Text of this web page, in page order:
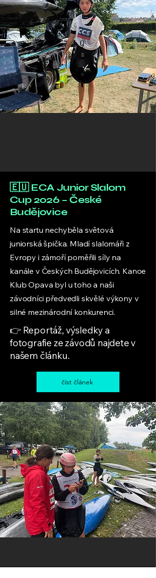
🇪🇺 ECA Junior Slalom
Cup 2026 – České
Budějovice
Na startu nechyběla světová
juniorská špička. Mladí slalomáři z
Evropy i zámoří poměřili síly na
kanále v Českých Budějovicích. Kanoe
Klub Opava byl u toho a naši
závodníci předvedli skvělé výkony v
silné mezinárodní konkurenci.
👉 Reportáž, výsledky a
fotografie ze závodů najdete v
našem článku.
číst článek